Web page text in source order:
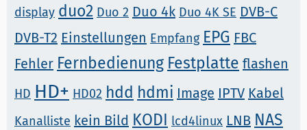
display duo2 Duo 2 Duo 4k Duo 4K SE DVB-C
DVB-T2 Einstellungen Empfang EPG FBC
Fehler Fernbedienung Festplatte flashen
HD HD+ HD02 hdd hdmi Image IPTV Kabel
Kanalliste kein Bild KODI lcd4linux LNB NAS